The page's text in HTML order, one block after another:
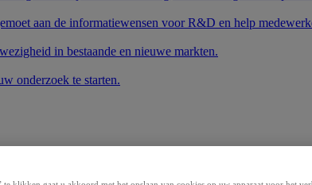
aan de informatiewensen voor R&D en help
in bestaande en nieuwe markten.
onderzoek te starten.